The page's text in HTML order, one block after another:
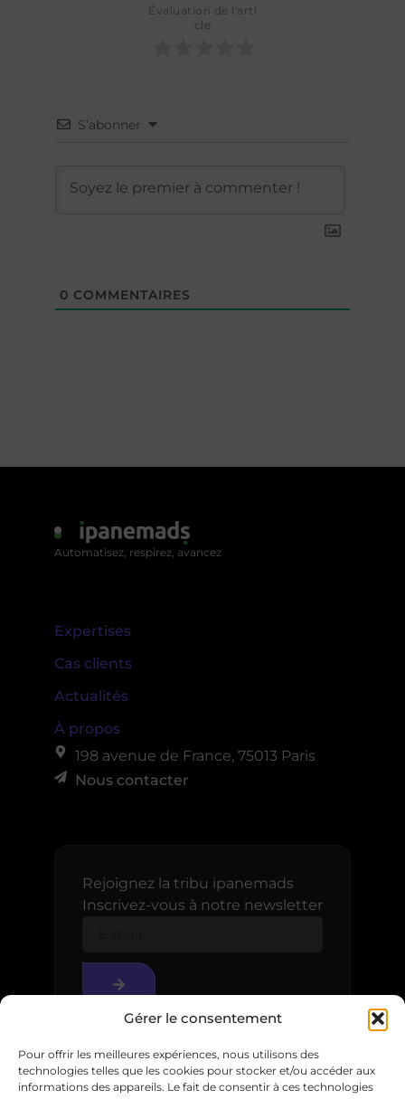
Gérer le consentement
Pour offrir les meilleures expériences, nous utilisons des
technologies telles que les cookies pour stocker et/ou accéder aux
informations des appareils. Le fait de consentir à ces technologies
Évaluation de l'arti
cle
S’abonner
0 COMMENTAIRES
Automatisez, respirez, avancez
Expertises
Cas clients
Actualités
À propos
198 avenue de France, 75013 Paris
Nous contacter
Rejoignez la tribu ipanemads
Inscrivez-vous à notre newsletter